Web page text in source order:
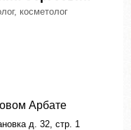
косметолог
Арбате
д. 32, стр. 1